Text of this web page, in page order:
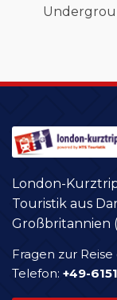
London-
Touristik aus
Großbritannien
Fragen zur
Telefon: +49-